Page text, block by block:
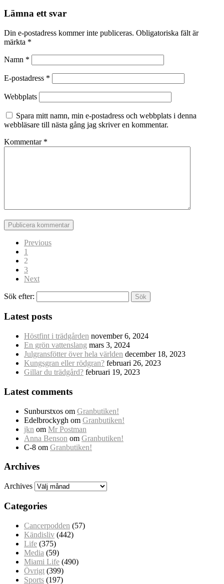
Lämna ett svar
Din e-postadress kommer inte publiceras. Obligatoriska fält är
märkta *
Namn *
E-postadress *
Webbplats
Spara mitt namn, min e-postadress och webbplats i denna
webbläsare till nästa gång jag skriver en kommentar.
Kommentar *
Previous
1
2
3
Next
Sök efter:
Latest posts
Höstfint i trädgården november 6, 2024
En grön vattenslang mars 3, 2024
Julgransfötter över hela världen december 18, 2023
Kungsgran eller rödgran? februari 26, 2023
Gillar du trädgård? februari 19, 2023
Latest comments
Sunburstxos om Granbutiken!
Edelbrockygh om Granbutiken!
jkn om Mr Postman
Anna Benson om Granbutiken!
C-8 om Granbutiken!
Archives
Archives
Categories
Cancerpodden (57)
Kändisliv (442)
Life (375)
Media (59)
Miami Life (490)
Övrigt (399)
Sports (197)